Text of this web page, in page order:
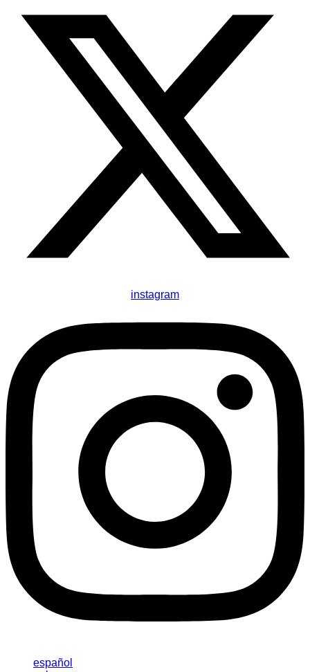
instagram
español